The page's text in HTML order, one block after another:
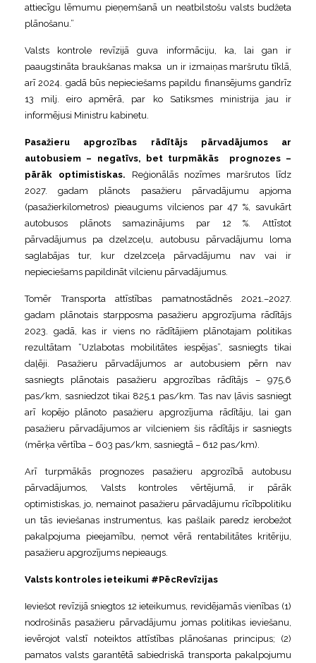
attiecīgu lēmumu pieņemšanā un neatbilstošu valsts budžeta
plānošanu.”
Valsts kontrole revīzijā guva informāciju, ka, lai gan ir
paaugstināta braukšanas maksa un ir izmaiņas maršrutu tīklā,
arī 2024. gadā būs nepieciešams papildu finansējums gandrīz
13 milj. eiro apmērā, par ko Satiksmes ministrija jau ir
informējusi Ministru kabinetu.
Pasažieru apgrozības rādītājs
pārvadājumos ar
autobusiem – negatīvs, bet turpmākās prognozes –
pārāk optimistiskas. Reģionālās nozīmes maršrutos līdz
2027. gadam plānots pasažieru pārvadājumu apjoma
(pasažierkilometros) pieaugums vilcienos par 47 %, savukārt
autobusos plānots samazinājums par 12 %. Attīstot
pārvadājumus pa dzelzceļu, autobusu pārvadājumu loma
saglabājas tur, kur dzelzceļa pārvadājumu nav vai ir
nepieciešams papildināt vilcienu pārvadājumus.
Tomēr Transporta attīstības pamatnostādnēs 2021.–2027.
gadam plānotais starpposma pasažieru apgrozījuma rādītājs
2023. gadā, kas ir viens no rādītājiem plānotajam politikas
rezultātam “Uzlabotas mobilitātes iespējas”, sasniegts tikai
daļēji. Pasažieru pārvadājumos ar autobusiem pērn nav
sasniegts plānotais pasažieru apgrozības rādītājs – 975,6
pas/km, sasniedzot tikai 825,1 pas/km. Tas nav ļāvis sasniegt
arī kopējo plānoto pasažieru apgrozījuma rādītāju, lai gan
pasažieru pārvadājumos ar vilcieniem šis rādītājs ir sasniegts
(mērķa vērtība – 603 pas/km, sasniegtā – 612 pas/km).
Arī turpmākās prognozes pasažieru apgrozībā autobusu
pārvadājumos, Valsts kontroles vērtējumā, ir pārāk
optimistiskas, jo, nemainot pasažieru pārvadājumu rīcībpolitiku
un tās ieviešanas instrumentus, kas pašlaik paredz ierobežot
pakalpojuma pieejamību, ņemot vērā rentabilitātes kritēriju,
pasažieru apgrozījums nepieaugs.
Valsts kontroles ieteikumi #PēcRevīzijas
Ieviešot revīzijā sniegtos 12 ieteikumus, revidējamās vienības (1)
nodrošinās pasažieru pārvadājumu jomas politikas ieviešanu,
ievērojot valstī noteiktos attīstības plānošanas principus; (2)
pamatos valsts garantētā sabiedriskā transporta pakalpojumu